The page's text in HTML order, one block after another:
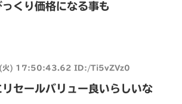
くり価格になる事も
) 17:50:43.62 ID:/Ti5vZVz0
セールバリュー良いらしいな